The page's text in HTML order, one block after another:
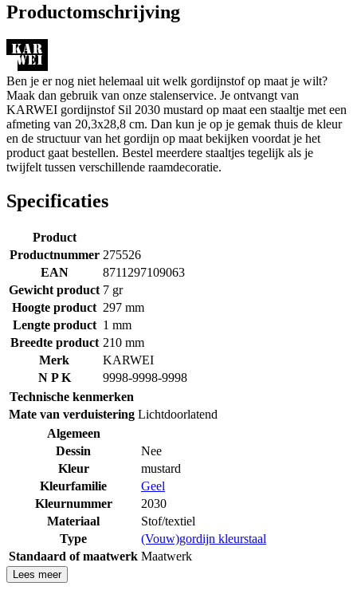
Productomschrijving
Ben je er nog niet helemaal uit welk gordijnstof op maat je wilt?
Maak dan gebruik van onze stalenservice. Je ontvangt van
KARWEI gordijnstof Sil 2030 mustard op maat een staaltje met een
afmeting van 20,3x28,8 cm. Dan kun je op je gemak thuis de kleur
en de structuur van het gordijn op maat bekijken voordat je het
product gaat bestellen. Bestel meerdere staaltjes tegelijk als je
twijfelt tussen verschillende raamdecoratie.
Specificaties
Product
Productnummer 275526
EAN
8711297109063
Gewicht product 7 gr
Hoogte product 297 mm
Lengte product 1 mm
Breedte product 210 mm
Merk
KARWEI
N P K
9998-9998-9998
Technische kenmerken
Mate van verduistering Lichtdoorlatend
Algemeen
Dessin
Nee
Kleur
mustard
Kleurfamilie
Geel
Kleurnummer
2030
Materiaal
Stof/textiel
Type
(Vouw)gordijn kleurstaal
Standaard of maatwerk Maatwerk
Lees meer